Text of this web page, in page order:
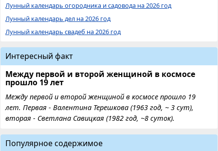
Лунный календарь огородника и садовода на 2026 год
Лунный календарь дел на 2026 год
Лунный календарь свадеб на 2026 год
Интересный факт
Между первой и второй женщиной в космосе
прошло 19 лет
Между первой и второй женщиной в космосе прошло 19
лет. Первая - Валентина Терешкова (1963 год, ~ 3 сут),
вторая - Светлана Савицкая (1982 год, ~8 суток).
Популярное содержимое